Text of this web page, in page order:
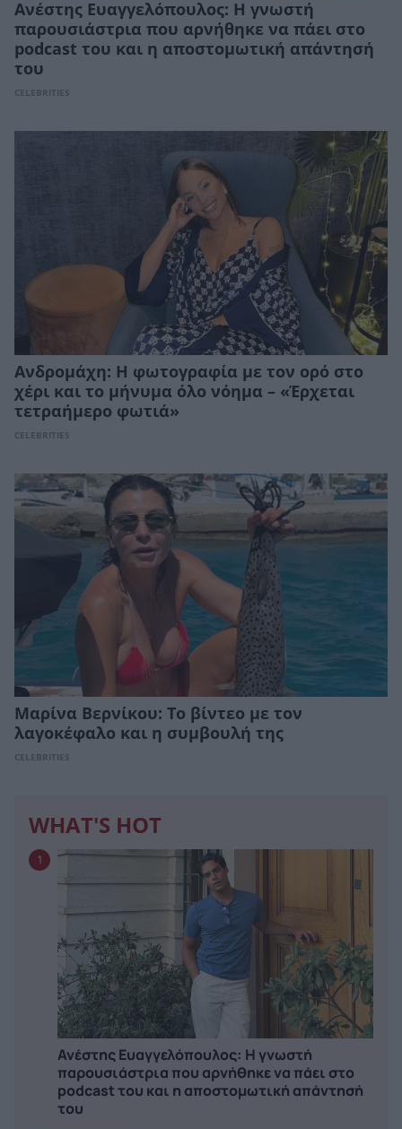
Ανέστης Ευαγγελόπουλος: Η γνωστή
παρουσιάστρια που αρνήθηκε να πάει στο
podcast του και η αποστομωτική απάντησή
του
CELEBRITIES
Ανδρομάχη: Η φωτογραφία με τον ορό στο
χέρι και το μήνυμα όλο νόημα – «Έρχεται
τετραήμερο φωτιά»
CELEBRITIES
Μαρίνα Βερνίκου: Το βίντεο με τον
λαγοκέφαλο και η συμβουλή της
CELEBRITIES
WHAT'S HOT
1
Ανέστης Ευαγγελόπουλος: Η γνωστή
παρουσιάστρια που αρνήθηκε να πάει στο
podcast του και η αποστομωτική απάντησή
του